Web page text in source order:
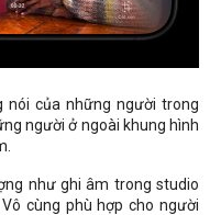
nói của những người trong
người ở ngoài khung hình
như ghi âm trong studio
cùng phù hợp cho người